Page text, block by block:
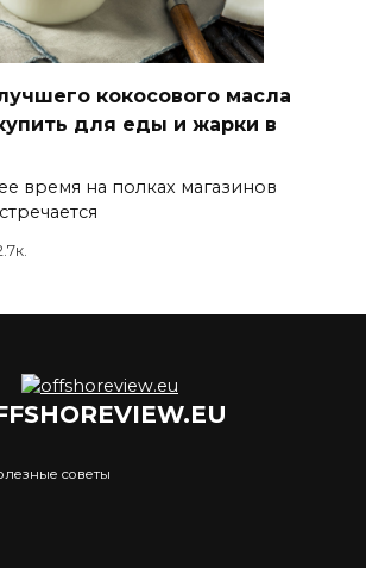
кокосового масла
для еды и жарки в
время на полках магазинов
советы